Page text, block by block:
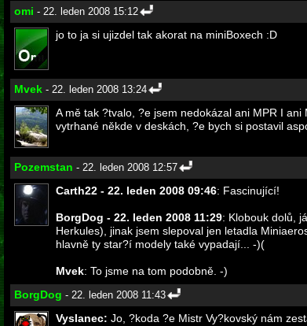
omi - 22. leden 2008 15:12
jo to ja si ujizdel tak akorat na miniBoxech :D
Mvek - 22. leden 2008 13:24
A mě tak ?tvalo, ?e jsem nedokázal ani MPR I
vytrhané někde v deskách, ?e bych si postavil
Pozemstan - 22. leden 2008 12:57
Carth22 - 22. leden 2008 09:46: Fascinující!
BorgDog - 22. leden 2008 11:29: Klobouk dolů,
Herkules), jinak jsem slepoval jen letadla
hlavně ty star?í modely také vypadají... -)(
Mvek: To jsme na tom podobně. -)
BorgDog - 22. leden 2008 11:43
Vyslanec: Jo, ?koda ?e Mistr Vy?kovský nám